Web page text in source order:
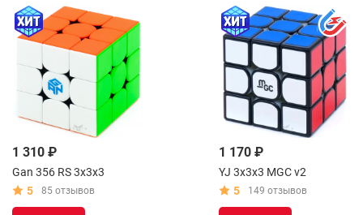
1 310 ₽
Gan 356 RS 3x3x3
5
85 отзывов
1 170 ₽
YJ 3x3x3 MGC v2
5
149 отзывов